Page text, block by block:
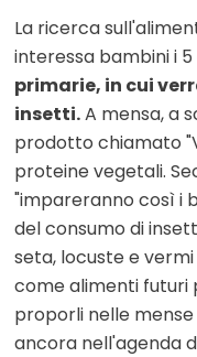
La ricerca
interessa bambini i 5
primarie, in cui
insetti.A mensa, a
prodotto chiamato
proteine vegetali.
"impareranno così i
del consumo di
seta, locuste e
come alimenti futuri
proporli nelle
ancora nell'agenda